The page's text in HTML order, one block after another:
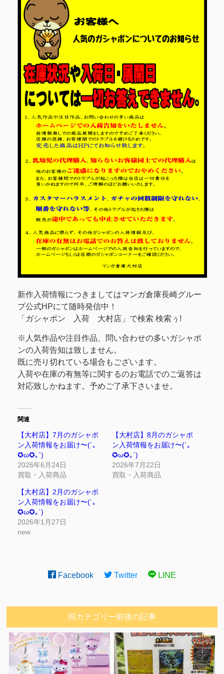
新作入荷情報につきましてはマンガ倉庫長崎グルー
プ公式HPにて随時発信中！
「ガシャポン 入荷 大村店」で検索 検索ぅ!
※人気作品や注目作品、問い合わせの多いガシャポ
ンの入荷告知は致しません。
既に売り切れている場合もございます。
入荷や在庫の有無等に関するのお電話でのご返答は
対応致しかねます。予めご了承下さいませ。
関連
【大村店】7月のガシャポ
ン入荷情報をお届け〜(´｡
✪ω✪｡`)
2026年6月24日
買取・入荷商品
【大村店】8月のガシャポ
ン入荷情報をお届け〜(´｡
✪ω✪｡`)
2026年7月22日
買取・入荷商品
【大村店】2月のガシャポ
ン入荷情報をお届け〜(´｡
✪ω✪｡`)
2026年1月27日
new
Facebook Twitter LINE
同カテゴリー前後の記事